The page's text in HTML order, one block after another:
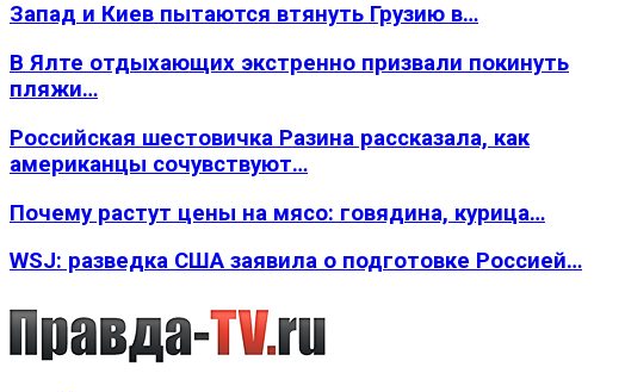
Запад и Киев пытаются втянуть Грузию в…
В Ялте отдыхающих экстренно призвали покинуть
пляжи…
Российская шестовичка Разина рассказала, как
американцы сочувствуют…
Почему растут цены на мясо: говядина, курица…
WSJ: разведка США заявила о подготовке Россией…